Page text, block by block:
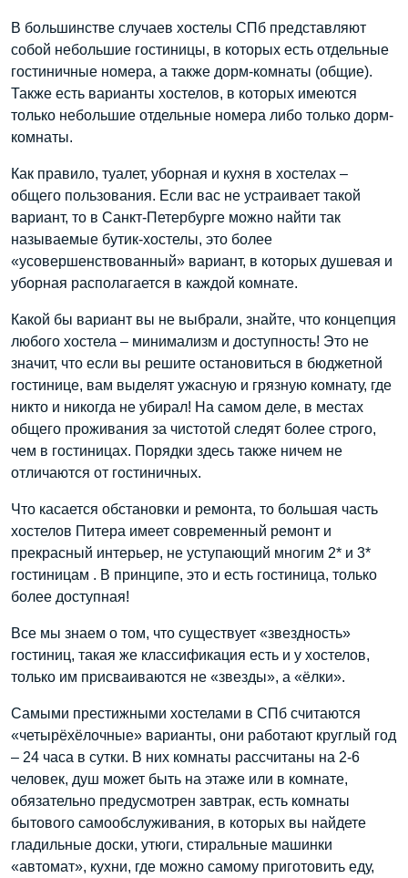
В большинстве случаев хостелы СПб представляют
собой небольшие гостиницы, в которых есть отдельные
гостиничные номера, а также дорм-комнаты (общие).
Также есть варианты хостелов, в которых имеются
только небольшие отдельные номера либо только дорм-
комнаты.
Как правило, туалет, уборная и кухня в хостелах –
общего пользования. Если вас не устраивает такой
вариант, то в Санкт-Петербурге можно найти так
называемые бутик-хостелы, это более
«усовершенствованный» вариант, в которых душевая и
уборная располагается в каждой комнате.
Какой бы вариант вы не выбрали, знайте, что концепция
любого хостела – минимализм и доступность! Это не
значит, что если вы решите остановиться в бюджетной
гостинице, вам выделят ужасную и грязную комнату, где
никто и никогда не убирал! На самом деле, в местах
общего проживания за чистотой следят более строго,
чем в гостиницах. Порядки здесь также ничем не
отличаются от гостиничных.
Что касается обстановки и ремонта, то большая часть
хостелов Питера имеет современный ремонт и
прекрасный интерьер, не уступающий многим 2* и 3*
гостиницам . В принципе, это и есть гостиница, только
более доступная!
Все мы знаем о том, что существует «звездность»
гостиниц, такая же классификация есть и у хостелов,
только им присваиваются не «звезды», а «ёлки».
Самыми престижными хостелами в СПб считаются
«четырёхёлочные» варианты, они работают круглый год
– 24 часа в сутки. В них комнаты рассчитаны на 2-6
человек, душ может быть на этаже или в комнате,
обязательно предусмотрен завтрак, есть комнаты
бытового самообслуживания, в которых вы найдете
гладильные доски, утюги, стиральные машинки
«автомат», кухни, где можно самому приготовить еду,